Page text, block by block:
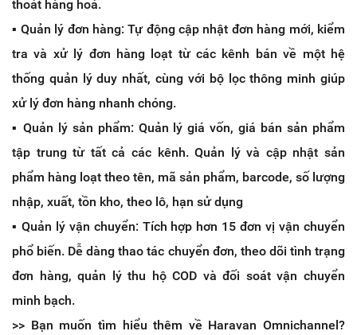
thoát hàng hoá.
▪️ Quản lý đơn hàng: Tự động cập nhật đơn hàng mới, kiểm
tra và xử lý đơn hàng loạt từ các kênh bán về một hệ
thống quản lý duy nhất, cùng với bộ lọc thông minh giúp
xử lý đơn hàng nhanh chóng.
▪️ Quản lý sản phẩm: Quản lý giá vốn, giá bán sản phẩm
tập trung từ tất cả các kênh. Quản lý và cập nhật sản
phẩm hàng loạt theo tên, mã sản phẩm, barcode, số lượng
nhập, xuất, tồn kho, theo lô, hạn sử dụng
▪️ Quản lý vận chuyển: Tích hợp hơn 15 đơn vị vận chuyển
phổ biến. Dễ dàng thao tác chuyển đơn, theo dõi tình trạng
đơn hàng, quản lý thu hộ COD và đối soát vận chuyển
minh bạch.
>> Bạn muốn tìm hiểu thêm về Haravan Omnichannel?